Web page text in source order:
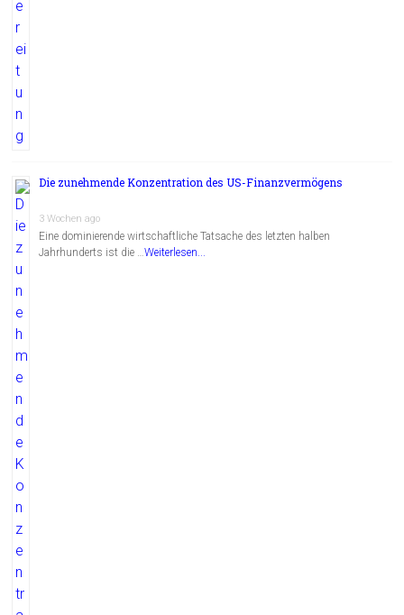
Die zunehmende Konzentration des US-Finanzvermögens
3 Wochen ago
Eine dominierende wirtschaftliche Tatsache des letzten halben
Jahrhunderts ist die …Weiterlesen...